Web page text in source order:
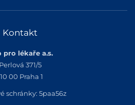
Kontakt
pro lékaře a.s.
Perlová 371/5
00 Praha 1
schránky: 5paa56z